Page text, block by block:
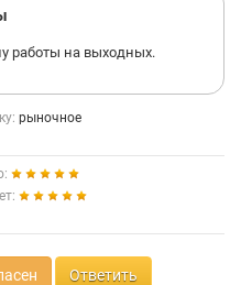
работы на выходных.
рыночное
Ответить